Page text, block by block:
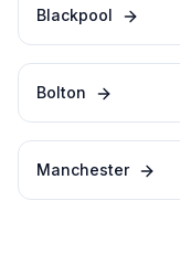
Blackpool
Bolton
Manchester